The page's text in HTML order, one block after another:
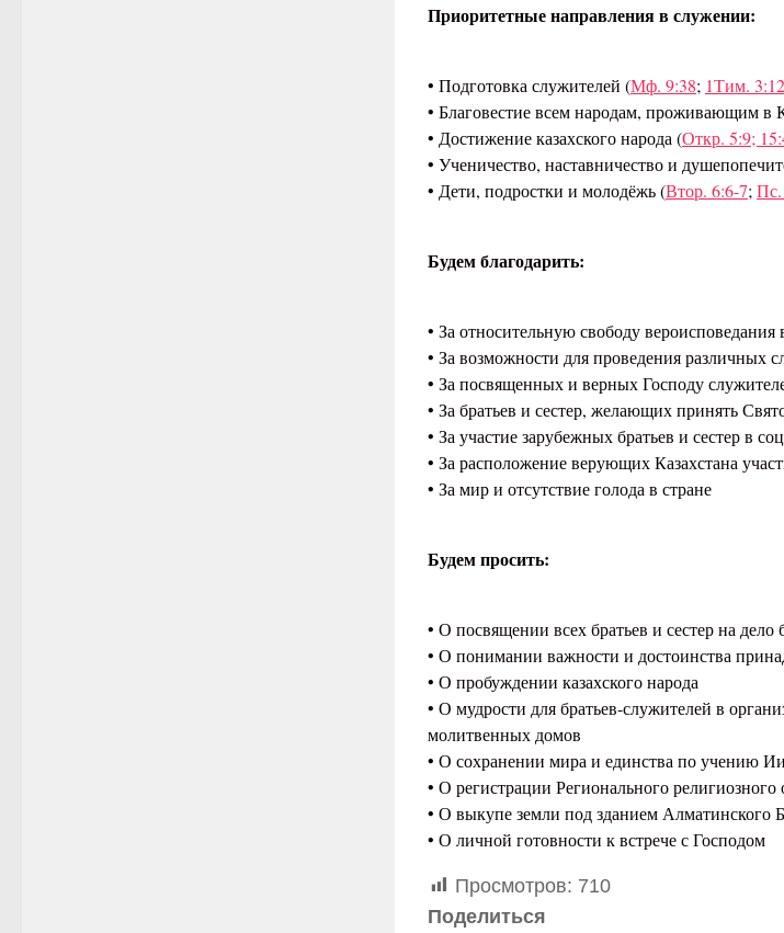
Приоритетные направления в служении:
• Подготовка служителей (Мф. 9:38; 1Тим. 3:12
• Благовестие всем народам, проживающим в
• Достижение казахского народа (Откр. 5:9;
• Ученичество, наставничество и
• Дети, подростки и молодёжь (Втор. 6:6-7; Пс.
Будем благодарить:
• За относительную свободу вероисповедания
• За возможности для проведения различных
• За посвященных и верных Господу
• За братьев и сестер, желающих принять
• За участие зарубежных братьев и сестер в
• За расположение верующих Казахстана
• За мир и отсутствие голода в стране
Будем просить:
• О посвящении всех братьев и сестер на дело
• О понимании важности и достоинства
• О пробуждении казахского народа
• О мудрости для братьев-служителей в
молитвенных домов
• О сохранении мира и единства по учению
• О регистрации Регионального религиозного
• О выкупе земли под зданием Алматинского
• О личной готовности к встрече с Господом
Просмотров: 710
Поделиться